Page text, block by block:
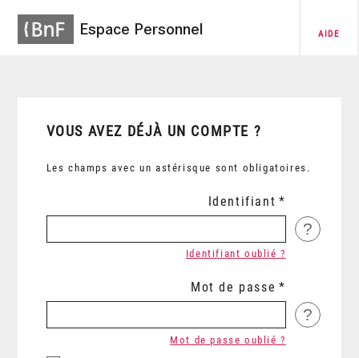
Espace Personnel AIDE
VOUS AVEZ DÉJÀ UN COMPTE ?
Les champs avec un astérisque sont obligatoires.
Identifiant
?
Identifiant oublié ?
Mot de passe
?
Mot de passe oublié ?